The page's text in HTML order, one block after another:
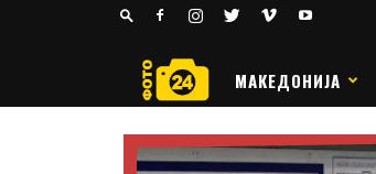
РАКОМЕТ
МАКЕДОНИЈА